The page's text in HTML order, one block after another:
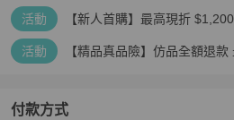
活動 【新人首購】最高現折 $1,200
活動 【精品真品險】仿品全額退
付款方式